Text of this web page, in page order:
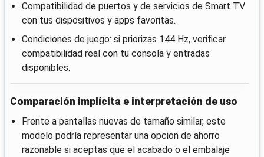
Compatibilidad de puertos y de servicios de Smart TV
con tus dispositivos y apps favoritas.
Condiciones de juego: si priorizas 144 Hz, verificar
compatibilidad real con tu consola y entradas
disponibles.
Comparación implícita e interpretación de uso
Frente a pantallas nuevas de tamaño similar, este
modelo podría representar una opción de ahorro
razonable si aceptas que el acabado o el embalaje